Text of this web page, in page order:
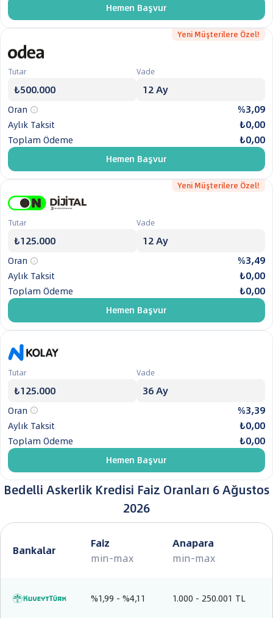
Hemen Başvur
Yeni Müşterilere Özel!
Tutar Vade
Oran %3,09
Aylık Taksit ₺0,00
Toplam Ödeme ₺0,00
Hemen Başvur
Yeni Müşterilere Özel!
Tutar Vade
Oran %3,49
Aylık Taksit ₺0,00
Toplam Ödeme ₺0,00
Hemen Başvur
Tutar Vade
Oran %3,39
Aylık Taksit ₺0,00
Toplam Ödeme ₺0,00
Hemen Başvur
Bedelli Askerlik Kredisi Faiz Oranları 6 Ağustos
2026
Bankalar
Faiz
min-max
Anapara
min-max
%1,99 - %4,11 1.000 - 250.001 TL